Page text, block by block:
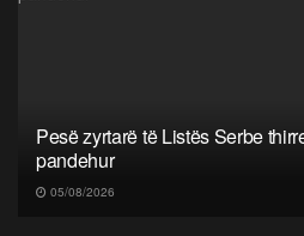
Pesë zyrtarë të Listës Serbe
pandehur
05/08/2026